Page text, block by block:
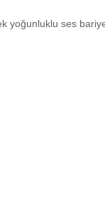
yoğunluklu ses